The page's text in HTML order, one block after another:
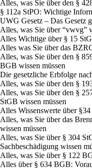
Alles, was Sie über den §
§ 112a StPO: Wichtige
UWG Gesetz – Das Gesetz
Alles, was Sie über “vwvg”
Alles Wichtige über § 15
Alles was Sie über das
Alles, was Sie über den §
BGB wissen müssen
Die gesetzliche Erbfolge
Alles, was Sie über den §
Alles, was Sie über den §
StGB wissen müssen
Alles Wissenswerte über
Alles, was Sie über das
wissen müssen
Alles, was Sie über § 304
Sachbeschädigung wissen
Alles, was Sie über § 122
Alles über § 634 BGB: